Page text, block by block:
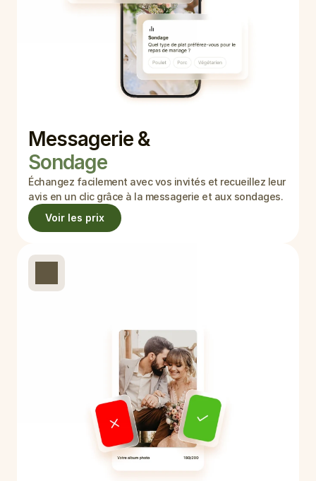
Messagerie &
Sondage
Échangez facilement avec vos invités et recueillez leur
avis en un clic grâce à la messagerie et aux sondages.
Voir les prix